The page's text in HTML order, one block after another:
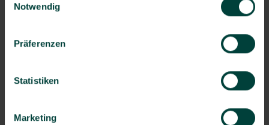
Notwendig
Präferenzen
Statistiken
Marketing
Nachname*